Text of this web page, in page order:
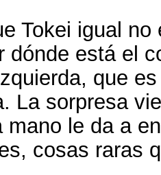
Tokei igual
dónde está el
que
La sorpresa
mano le da a
cosas raras